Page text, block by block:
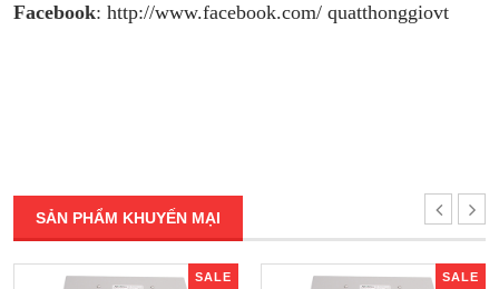
Facebook: http://www.facebook.com/ quatthonggiovt
SẢN PHẨM KHUYẾN MẠI
SALE SALE